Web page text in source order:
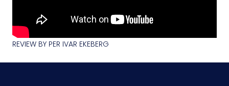
REVIEW BY PER IVAR EKEBERG